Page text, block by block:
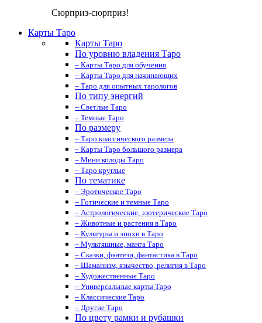
Сюрприз-сюрприз!
Карты Таро
Карты Таро
По уровню владения Таро
– Карты Таро для обучения
– Карты Таро для начинающих
– Таро для опытных тарологов
По типу энергий
– Светлые Таро
– Темные Таро
По размеру
– Таро классического размера
– Карты Таро большого размера
– Мини колоды Таро
– Таро круглые
По тематике
– Эротическое Таро
– Готические и темные Таро
– Астрологические, эзотерические Таро
– Животные и растения в Таро
– Культуры и эпохи в Таро
– Мультяшные, манга Таро
– Сказки, фэнтези, фантастика в Таро
– Шаманизм, язычество, религия в Таро
– Художественные Таро
– Универсальные карты Таро
– Классические Таро
– Другие Таро
По цвету рамки и рубашки